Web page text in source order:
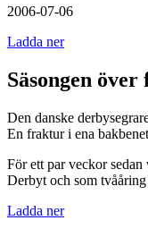
2006-07-06
Ladda ner
Säsongen
Den danske
En fraktur i ena
För ett par veckor
Derbyt och som
Ladda ner